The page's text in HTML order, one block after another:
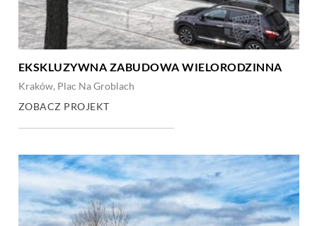
EKSKLUZYWNA ZABUDOWA WIELORODZINNA
Kraków, Plac Na Groblach
ZOBACZ PROJEKT